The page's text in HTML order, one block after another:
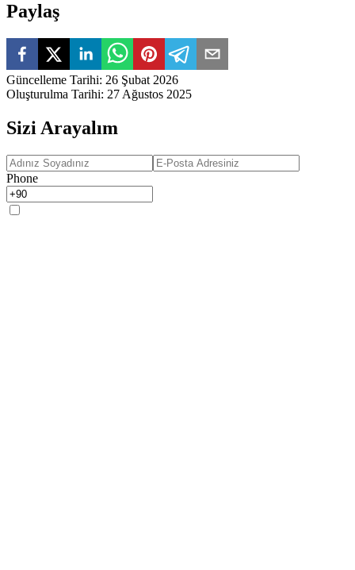
Paylaş
Güncelleme Tarihi: 26 Şubat 2026
Oluşturulma Tarihi: 27 Ağustos 2025
Sizi Arayalım
Phone